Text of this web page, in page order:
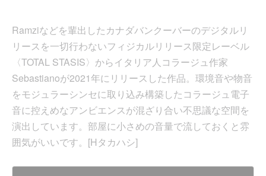
Ramziなどを輩出したカナダバンクーバーのデジタルリ
リースを一切行わないフィジカルリリース限定レーベル
〈TOTAL STASIS〉からイタリア人コラージュ作家
Sebastianoが2021年にリリースした作品。環境音や物音
をモジュラーシンセに取り込み構築したコラージュ電子
音に控えめなアンビエンスが混ざり合い不思議な空間を
演出しています。部屋に小さめの音量で流しておくと雰
囲気がいいです。[Hタカハシ]